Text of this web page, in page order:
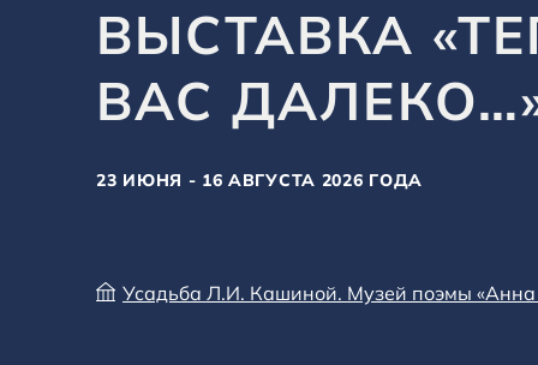
ВЫСТАВКА
ВАС
23 ИЮНЯ - 16 АВГУСТА 2026 ГОДА
Усадьба Л.И. Кашиной. Музей поэмы «Анна